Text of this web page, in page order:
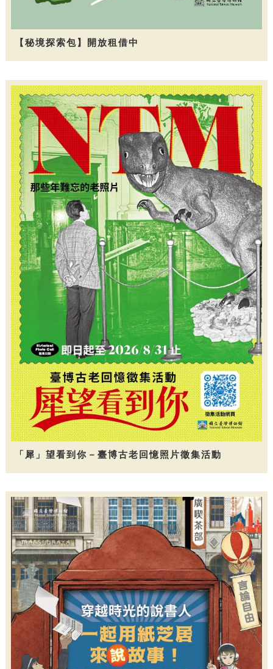
【秘境探索包】開放租借中
「犀」望看到你－臺博古老回憶照片徵集活動